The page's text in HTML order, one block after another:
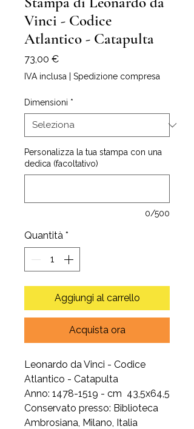
Vinci - Codice
Atlantico - Catapulta
73,00 €Prezzo
IVA inclusa Spedizione compresa
Dimensioni *
Personalizza la tua stampa con una
dedica (facoltativo)
0/500
Quantità *
Aggiungi al carrello
Acquista ora
Leonardo da Vinci - Codice
Atlantico - Catapulta
Anno: 1478-1519 - cm 43,5x64,5
Conservato presso: Biblioteca
Ambrosiana, Milano, Italia